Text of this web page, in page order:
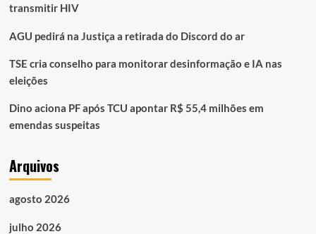
transmitir HIV
AGU pedirá na Justiça a retirada do Discord do ar
TSE cria conselho para monitorar desinformação e IA nas
eleições
Dino aciona PF após TCU apontar R$ 55,4 milhões em
emendas suspeitas
Arquivos
agosto 2026
julho 2026